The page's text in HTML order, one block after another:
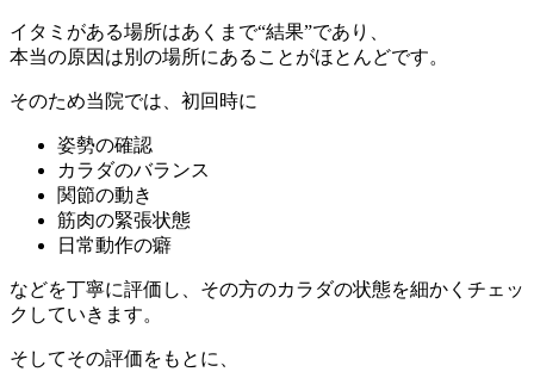
イタミがある場所はあくまで“結果”であり、
本当の原因は別の場所にあることがほとんどです。
そのため当院では、初回時に
姿勢の確認
カラダのバランス
関節の動き
筋肉の緊張状態
日常動作の癖
などを丁寧に評価し、その方のカラダの状態を細かくチェッ
クしていきます。
そしてその評価をもとに、